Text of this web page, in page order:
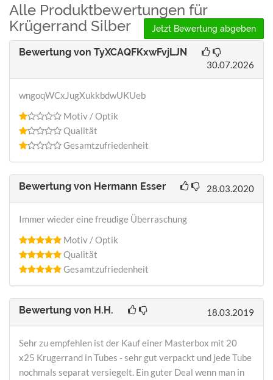
Alle Produktbewertungen für
Krügerrand Silber
Jetzt Bewertung abgeben
Bewertung von TyXCAQFKxwFvjLJN
30.07.2026
wngoqWCxJugXukkbdwUKUeb
Motiv / Optik
Qualität
Gesamtzufriedenheit
Bewertung von Hermann Esser 28.03.2020
Immer wieder eine freudige Überraschung
Motiv / Optik
Qualität
Gesamtzufriedenheit
Bewertung von H.H. 18.03.2019
Sehr zu empfehlen ist der Kauf einer Masterbox mit 20
x25 Krugerrand in Tubes - sehr gut verpackt und jede Tube
nochmals separat versiegelt. Ein guter Deal wenn man in